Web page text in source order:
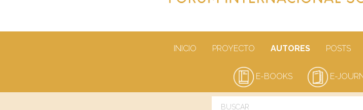
INICIO PROYECTO AUTORES POSTS
E-BOOKS E-